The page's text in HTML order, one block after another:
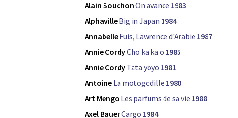
Alain Souchon On avance 1983
Alphaville Big in Japan 1984
Annabelle Fuis, Lawrence d'Arabie 1987
Annie CordyCho ka ka o 1985
Annie Cordy Tata yoyo 1981
Antoine La motogodille 1980
Art Mengo Les parfums de sa vie 1988
Axel BauerCargo 1984